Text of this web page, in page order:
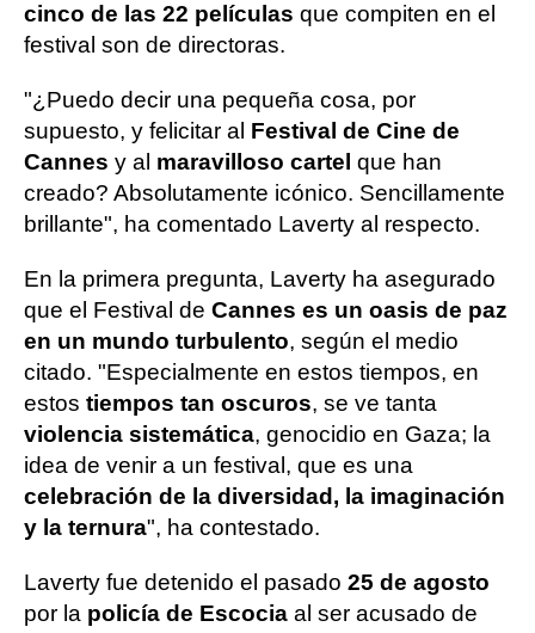
cinco de las 22 películas que compiten en el
festival son de directoras.
"¿Puedo decir una pequeña cosa, por
supuesto, y felicitar al Festival de Cine de
Cannes y al maravilloso cartel que han
creado? Absolutamente icónico. Sencillamente
brillante", ha comentado Laverty al respecto.
En la primera pregunta, Laverty ha asegurado
que el Festival de Cannes es un oasis de paz
en un mundo turbulento, según el medio
citado. "Especialmente en estos tiempos, en
estos tiempos tan oscuros, se ve tanta
violencia sistemática, genocidio en Gaza; la
idea de venir a un festival, que es una
celebración de la diversidad, la imaginación
y la ternura", ha contestado.
Laverty fue detenido el pasado 25 de agosto
por la policía de Escocia al ser acusado de